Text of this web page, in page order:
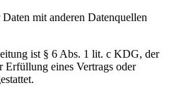
mit anderen Datenquellen
ist § 6 Abs. 1 lit. c KDG, der
Erfüllung eines Vertrags oder